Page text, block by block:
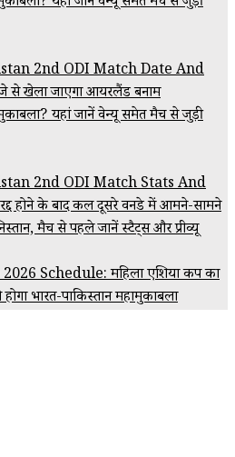
2nd ODI Match Date And
खेला जाएगा आयरलैंड बनाम
यहां जानें वेन्यू समेत मैच से जुड़ी
2nd ODI Match Stats And
होने के बाद कल दूसरे वनडे में आमने-सामने
मैच से पहले जानें स्टैट्स और प्रीव्यू
Schedule: महिला एशिया कप का
भारत-पाकिस्तान महामुकाबला